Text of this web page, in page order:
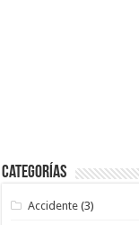
Categorías
Accidente (3)